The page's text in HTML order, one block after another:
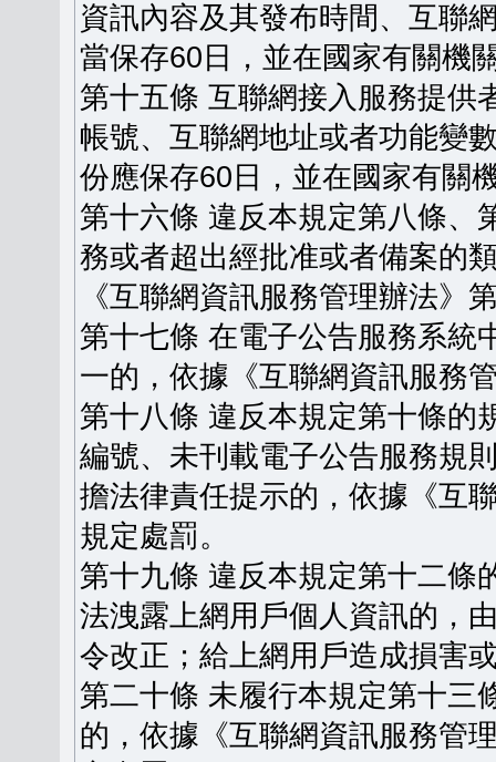
資訊內容及其發布時間、互聯
當保存60日，並在國家有關機
第十五條 互聯網接入服務提供
帳號、互聯網地址或者功能變
份應保存60日，並在國家有關
第十六條 違反本規定第八條、
務或者超出經批准或者備案的
《互聯網資訊服務管理辦法》
第十七條 在電子公告服務系統
一的，依據《互聯網資訊服務
第十八條 違反本規定第十條的
編號、未刊載電子公告服務規
擔法律責任提示的，依據《互
規定處罰。
第十九條 違反本規定第十二條
法洩露上網用戶個人資訊的，
令改正；給上網用戶造成損害
第二十條 未履行本規定第十三
的，依據《互聯網資訊服務管